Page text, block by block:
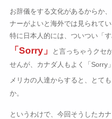
お辞儀をする文化があるからか
ナーがよいと海外では見られてい
特に日本人的には、ついつい「
「Sorry」
と言っちゃうクセ
せんが、カナダ人もよく「Sorry
メリカの人達からすると、とても
か。
というわけで、今回そうしたカ